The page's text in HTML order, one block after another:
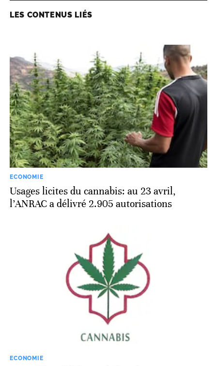
LES CONTENUS LIÉS
ECONOMIE
Usages licites du cannabis: au 23 avril,
l’ANRAC a délivré 2.905 autorisations
ECONOMIE